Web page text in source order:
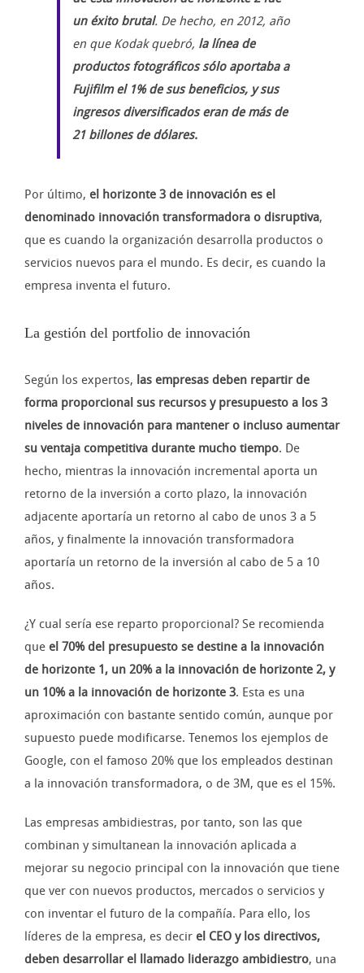
un éxito brutal. De hecho, en 2012, año
en que Kodak quebró, la línea de
productos fotográficos sólo aportaba a
Fujifilm el 1% de sus beneficios, y sus
ingresos diversificados eran de más de
21 billones de dólares.
Por último, el horizonte 3 de innovación es el
denominado innovación transformadora o disruptiva,
que es cuando la organización desarrolla productos o
servicios nuevos para el mundo. Es decir, es cuando la
empresa inventa el futuro.
La gestión del portfolio de innovación
Según los expertos, las empresas deben repartir de
forma proporcional sus recursos y presupuesto a los 3
niveles de innovación para mantener o incluso aumentar
su ventaja competitiva durante mucho tiempo. De
hecho, mientras la innovación incremental aporta un
retorno de la inversión a corto plazo, la innovación
adjacente aportaría un retorno al cabo de unos 3 a 5
años, y finalmente la innovación transformadora
aportaría un retorno de la inversión al cabo de 5 a 10
años.
¿Y cual sería ese reparto proporcional? Se recomienda
que el 70% del presupuesto se destine a la innovación
de horizonte 1, un 20% a la innovación de horizonte 2, y
un 10% a la innovación de horizonte 3. Esta es una
aproximación con bastante sentido común, aunque por
supuesto puede modificarse. Tenemos los ejemplos de
Google, con el famoso 20% que los empleados destinan
a la innovación transformadora, o de 3M, que es el 15%.
Las empresas ambidiestras, por tanto, son las que
combinan y simultanean la innovación aplicada a
mejorar su negocio principal con la innovación que tiene
que ver con nuevos productos, mercados o servicios y
con inventar el futuro de la compañía. Para ello, los
líderes de la empresa, es decir el CEO y los directivos,
deben desarrollar el llamado liderazgo ambidiestro, una